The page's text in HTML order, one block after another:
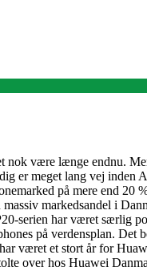
være længe endnu.
er meget lang vej
på mere end
markedsandel i
serien har været særlig
på verdensplan.
været et stort år for
over hos Huawei